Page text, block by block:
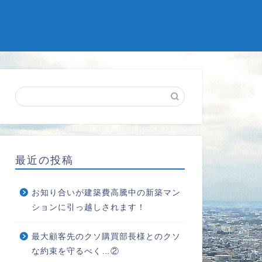
最近の投稿
お知り合いが建築費高騰中の新築マン
ションに引っ越しされます！
最大顧客先のクソ購買部長様とのクソ
な約束を守るべく…②